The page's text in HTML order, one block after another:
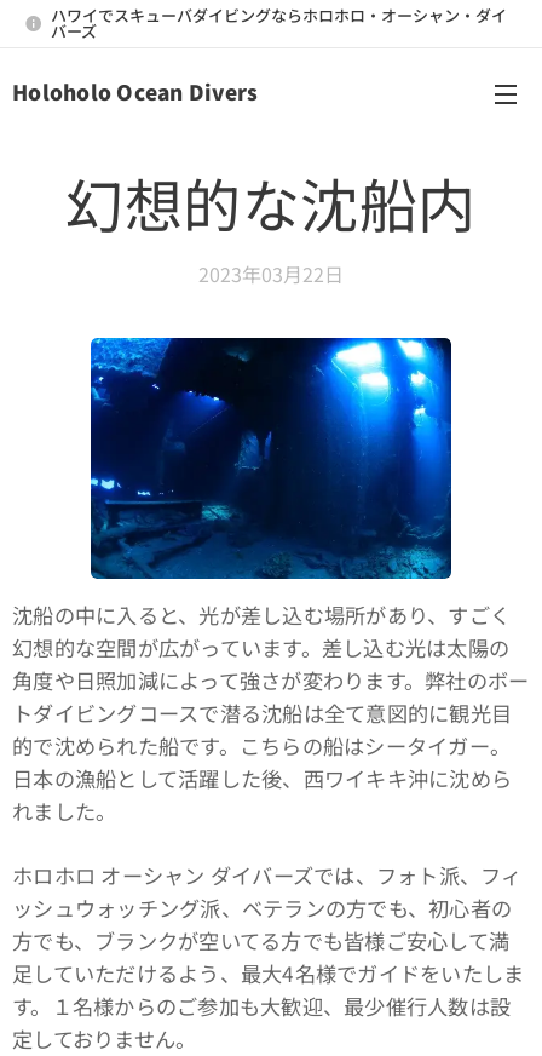
ハワイでスキューバダイビングならホロホロ・オーシャン・ダイ
バーズ
Holoholo Ocean Divers
幻想的な沈船内
2023年03月22日
沈船の中に入ると、光が差し込む場所があり、すごく
幻想的な空間が広がっています。差し込む光は太陽の
角度や日照加減によって強さが変わります。弊社のボー
トダイビングコースで潜る沈船は全て意図的に観光目
的で沈められた船です。こちらの船はシータイガー。
日本の漁船として活躍した後、西ワイキキ沖に沈めら
れました。
ホロホロ オーシャン ダイバーズでは、フォト派、フィ
ッシュウォッチング派、ベテランの方でも、初心者の
方でも、ブランクが空いてる方でも皆様ご安心して満
足していただけるよう、最大4名様でガイドをいたしま
す。１名様からのご参加も大歓迎、最少催行人数は設
定しておりません。